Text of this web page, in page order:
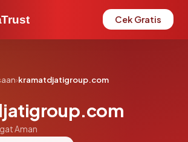
Cek Gratis
›kramatdjatigroup.com
Aman